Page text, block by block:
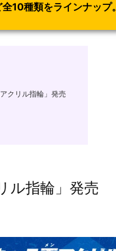
10種類をラインナップ。
クリル指輪」発売
ル指輪」発売